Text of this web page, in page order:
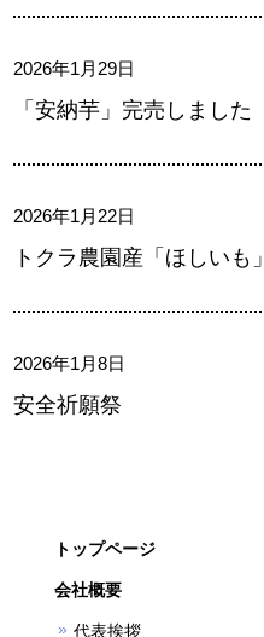
2026年1月29日
「安納芋」完売しました
2026年1月22日
トクラ農園産「ほしいも」
2026年1月8日
安全祈願祭
トップページ
会社概要
代表挨拶